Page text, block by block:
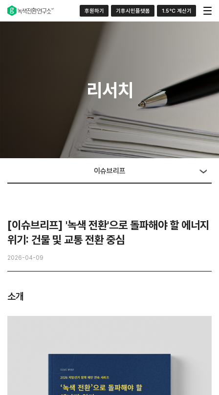
후원하기 기후시민플랫폼 1.5°C 계산기
리서치
이슈브리프
[이슈브리프] '녹색 전환'으로 돌파해야 할 에너지
위기: 건물 및 교통 전환 중심
2026-04-09
소개